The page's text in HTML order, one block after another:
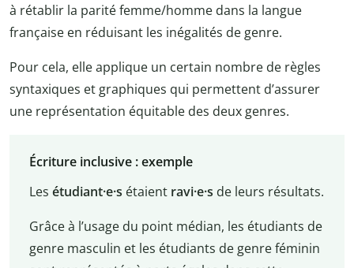
à rétablir la parité femme/homme dans la langue
française en réduisant les inégalités de genre.
Pour cela, elle applique un certain nombre de règles
syntaxiques et graphiques qui permettent d’assurer
une représentation équitable des deux genres.
Écriture inclusive : exemple
Les étudiant·e·s étaient ravi·e·s de leurs résultats.
Grâce à l’usage du point médian, les étudiants de
genre masculin et les étudiants de genre féminin